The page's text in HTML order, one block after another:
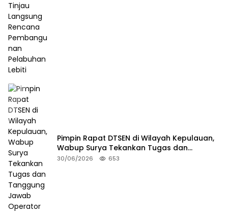
Pimpin Rapat DTSEN di Wilayah Kepulauan,
Wabup Surya Tekankan Tugas dan
Tanggung Jawab Operator
30/06/2026 653